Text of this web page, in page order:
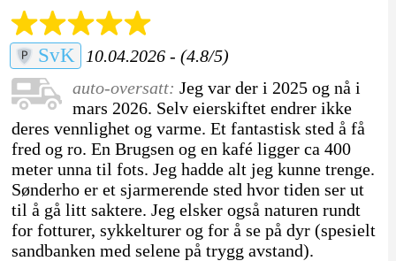
SvK
10.04.2026 - (4.8/5)
auto-oversatt: Jeg var der i 2025 og nå i
mars 2026. Selv eierskiftet endrer ikke
deres vennlighet og varme. Et fantastisk sted å få
fred og ro. En Brugsen og en kafé ligger ca 400
meter unna til fots. Jeg hadde alt jeg kunne trenge.
Sønderho er et sjarmerende sted hvor tiden ser ut
til å gå litt saktere. Jeg elsker også naturen rundt
for fotturer, sykkelturer og for å se på dyr (spesielt
sandbanken med selene på trygg avstand).